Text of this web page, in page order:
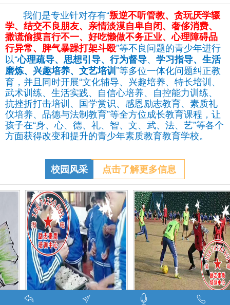
我们是专业针对存有“叛逆不听管教、 贪玩厌学辍
学、结交不良朋友、亲情淡漠自卑自闭、奢侈消费、
撒谎偷摸言行不一、好吃懒做不务正业、心理障碍品
行异常、脾气暴躁打架斗殴”等不良问题的青少年进行
以“心理疏导、思想引导、行为督导、 学习指导、生活
磨炼、兴趣培养、文艺培训”等多位一体化问题纠正教
育，并且同时开展“文化辅导、兴趣培养、特长培训、
武术训练、生活实践、自信心培养、自控能力训练、
抗挫折打击培训、国学赏识、感恩励志教育、素质礼
仪培养、品德与法制教育”等全方位成长教育课程，让
孩子在“身、心、德、礼、智、文、武、法、艺”等各个
方面获得改变和提升的青少年素质教育教育学校。
校园风采 点击了解更多信息